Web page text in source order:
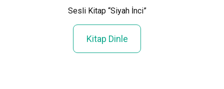
Sesli Kitap “Siyah İnci”
Kitap Dinle